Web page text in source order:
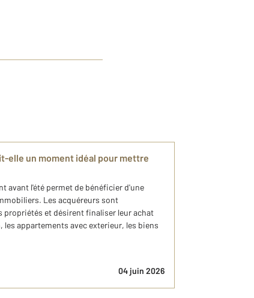
elle un moment idéal pour mettre
avant l'été permet de bénéficier d'une
Les acquéreurs sont
propriétés et désirent finaliser leur achat
appartements avec exterieur, les biens
04 juin 2026